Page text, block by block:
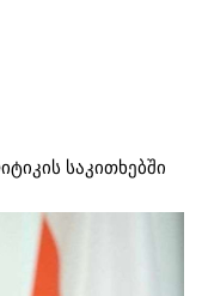
საკითხებში